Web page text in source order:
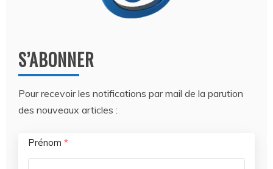
S’ABONNER
Pour recevoir les notifications par mail de la parution
des nouveaux articles :
Prénom *